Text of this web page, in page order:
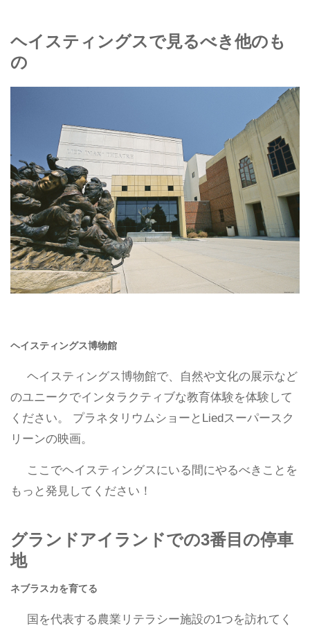
ヘイスティングスで見るべき他のも
の
ヘイスティングス博物館
ヘイスティングス博物館で、自然や文化の展示など
のユニークでインタラクティブな教育体験を体験して
ください。 プラネタリウムショーとLiedスーパースク
リーンの映画。
ここでヘイスティングスにいる間にやるべきことを
もっと発見してください！
グランドアイランドでの3番目の停車
地
ネブラスカを育てる
国を代表する農業リテラシー施設の1つを訪れてく